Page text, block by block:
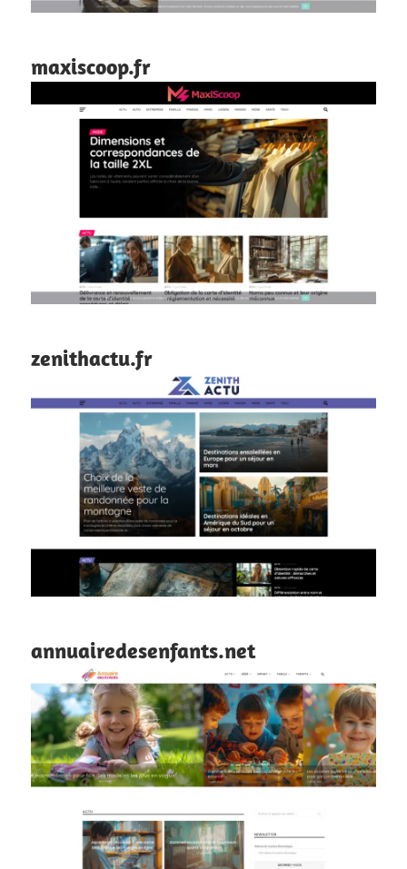
maxiscoop.fr
zenithactu.fr
annuairedesenfants.net